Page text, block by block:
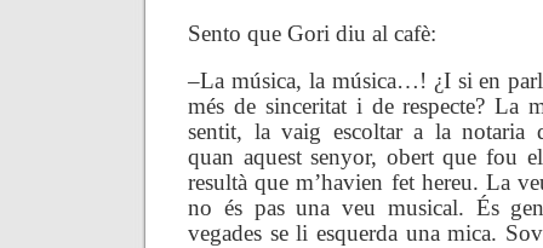
Sento que Gori diu al cafè:
–La música, la música…! ¿I si en
més de sinceritat i de respecte? La
sentit, la vaig escoltar a la notaria
quan aquest senyor, obert que fou
resultà que m’havien fet hereu. La
no és pas una veu musical. És
vegades se li esquerda una mica.